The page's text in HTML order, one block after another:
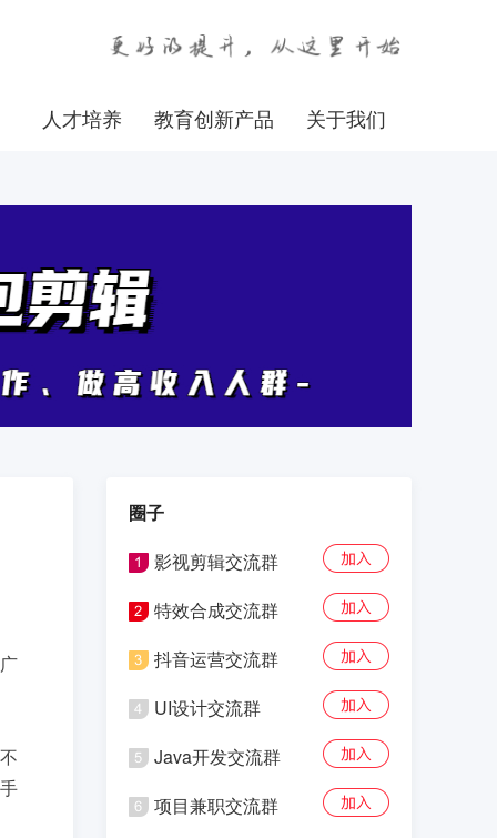
人才培养 教育创新产品 关于我们
圈子
影视剪辑交流群
特效合成交流群
抖音运营交流群
UI设计交流群
Java开发交流群
项目兼职交流群